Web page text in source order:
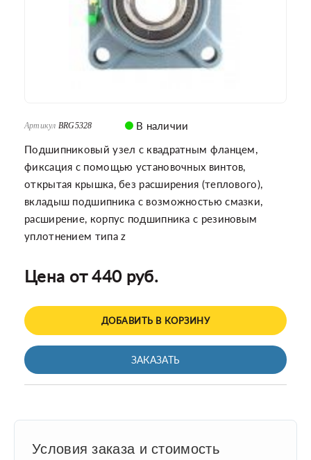
Артикул BRG5328
В наличии
Подшипниковый узел с квадратным фланцем,
фиксация с помощью установочных винтов,
открытая крышка, без расширения (теплового),
вкладыш подшипника с возможностью смазки,
расширение, корпус подшипника с резиновым
уплотнением типа z
Цена от 440 руб.
ДОБАВИТЬ В КОРЗИНУ
ЗАКАЗАТЬ
Условия заказа и стоимость